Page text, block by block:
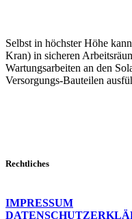
Selbst in höchster Höhe
Kran) in sicheren
Wartungsarbeiten an den
Versorgungs-Bauteilen
Rechtliches
IMPRESSUM